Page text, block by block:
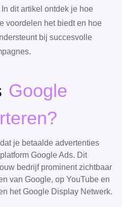
dit artikel ontdek je hoe
voordelen het biedt en hoe
bij succesvolle
Google
je betaalde advertenties
Google Ads. Dit
bedrijf prominent zichtbaar
van Google, op YouTube en
het Google Display Netwerk.